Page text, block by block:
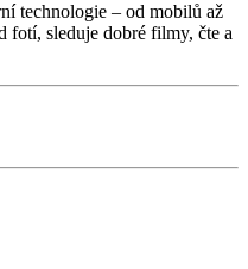
technologie – od mobilů až
fotí, sleduje dobré filmy, čte a